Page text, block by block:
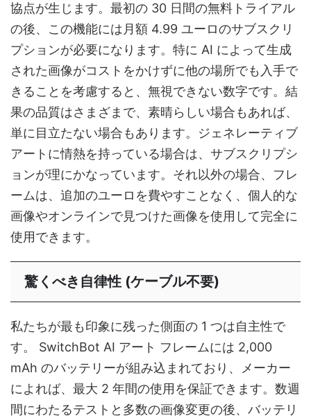
協点が生じます。最初の 30 日間の無料トライアル
の後、この機能には月額 4.99 ユーロのサブスクリ
プションが必要になります。特に AI によって生成
された画像がコストをかけずに他の場所でも入手で
きることを考慮すると、無視できない数字です。結
果の品質はさまざまで、素晴らしい場合もあれば、
単に目立たない場合もあります。ジェネレーティブ
アートに情熱を持っている場合は、サブスクリプシ
ョンが理にかなっています。それ以外の場合、フレ
ームは、追加のユーロを費やすことなく、個人的な
画像やオンラインで見つけた画像を使用して完全に
使用できます。
驚くべき自律性 (ケーブル不要)
私たちが最も印象に残った側面の 1 つは自主性で
す。 SwitchBot AI アート フレームには 2,000
mAh のバッテリーが組み込まれており、メーカー
によれば、最大 2 年間の使用を保証できます。数週
間にわたるテストと多数の画像変更の後、バッテリ